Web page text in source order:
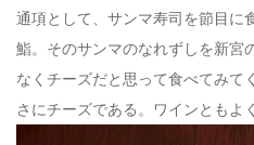
通項として、サンマ寿司を節目に
鮨。そのサンマのなれずしを新宮
なくチーズだと思って食べてみて
さにチーズである。ワインともよ